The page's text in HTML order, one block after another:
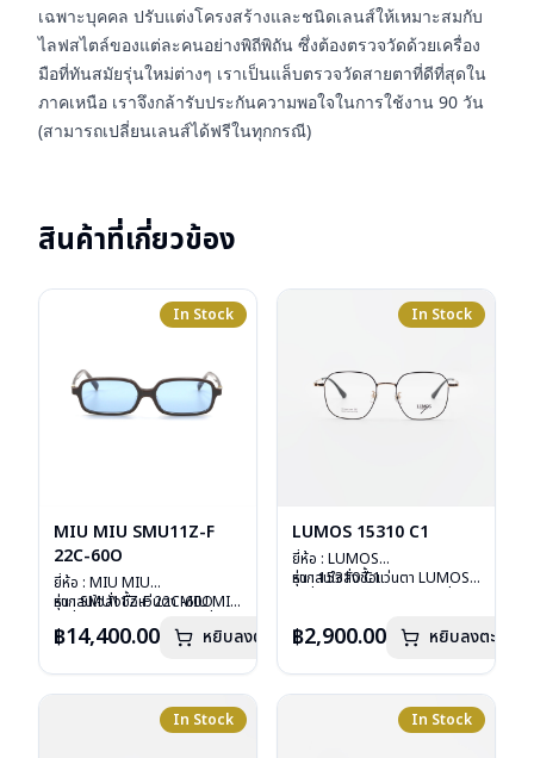
เฉพาะบุคคล ปรับแต่งโครงสร้างและชนิดเลนส์ให้เหมาะสมกับ
ไลฟสไตล์ของแต่ละคนอย่างพิถีพิถัน ซึ่งต้องตรวจวัดด้วยเครื่อง
มือที่ทันสมัยรุ่นใหม่ต่างๆ เราเป็นแล็บตรวจวัดสายตาที่ดีที่สุดใน
ภาคเหนือ เราจึงกล้ารับประกันความพอใจในการใช้งาน 90 วัน
(สามารถเปลี่ยนเลนส์ได้ฟรีในทุกกรณี)
สินค้าที่เกี่ยวข้อง
In Stock
MIU MIU SMU11Z-F
22C-60O
ยี่ห้อ : MIU MIU
รุ่น : SMU11Z-F 22C-60O
เลนส์ : กันแดดสีฟ้า
น้ำหนัก : 24 กรัม
อุปกรณ์ : กล่องแว่น , ผ้าเช็ดแว่น
หากสนใจสั่งชื้อแว่นตา MIU MIU
ลงไว้กรุณาติดต่อเรา
คลิก
฿14,400.00 หยิบลงตะกร้า
In Stock
LUMOS 15310 C1
ยี่ห้อ : LUMOS
รุ่น : 15310 C1
บานพับ : ไม่มีสปริง
อุปกรณ์ : กล่องแว่น , ผ้าเช็ดแว่น
การรับประกัน : 2 ปี
หากสนใจสั่งชื้อแว่นตา LUMOS
฿2,900.00 หยิบลงตะกร้า
In Stock In Stock